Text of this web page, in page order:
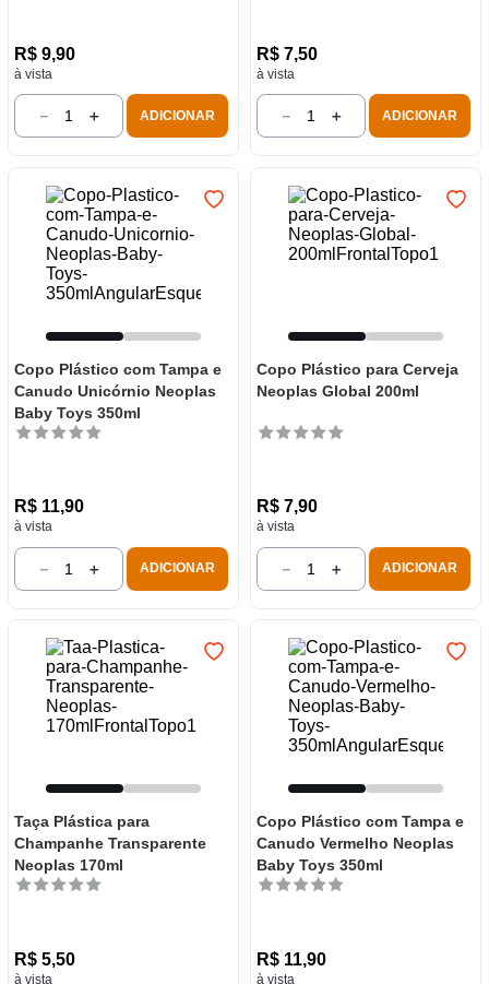
R$ 9,90
à vista
＋
－ ADICIONAR
R$ 7,50
à vista
＋
－ ADICIONAR
Copo Plástico com Tampa e
Canudo Unicórnio Neoplas
Baby Toys 350ml
R$ 11,90
à vista
＋
－ ADICIONAR
Copo Plástico para Cerveja
Neoplas Global 200ml
R$ 7,90
à vista
＋
－ ADICIONAR
Taça Plástica para
Champanhe Transparente
Neoplas 170ml
R$ 5,50
à vista
Copo Plástico com Tampa e
Canudo Vermelho Neoplas
Baby Toys 350ml
R$ 11,90
à vista